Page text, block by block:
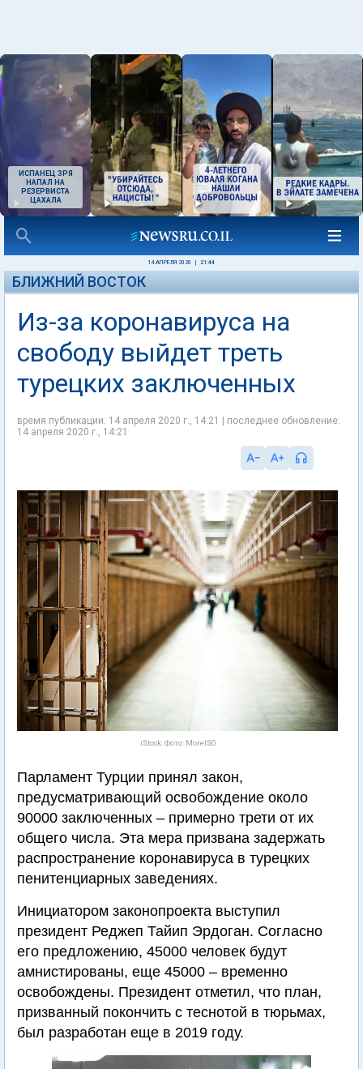
ИСПАНЕЦ ЗРЯ
НАПАЛ НА
РЕЗЕРВИСТА
ЦАХАЛА
14 АПРЕЛЯ 2020 21:44
БЛИЖНИЙ ВОСТОК
Из-за коронавируса на
свободу выйдет треть
турецких заключенных
время публикации: 14 апреля 2020 г., 14:21 | последнее обновление:
14 апреля 2020 г., 14:21
iStock. Фото: MoreISO
Парламент Турции принял закон,
предусматривающий освобождение около
90000 заключенных – примерно трети от их
общего числа. Эта мера призвана задержать
распространение коронавируса в турецких
пенитенциарных заведениях.
Инициатором законопроекта выступил
президент Реджеп Тайип Эрдоган. Согласно
его предложению, 45000 человек будут
амнистированы, еще 45000 – временно
освобождены. Президент отметил, что план,
призванный покончить с теснотой в тюрьмах,
был разработан еще в 2019 году.